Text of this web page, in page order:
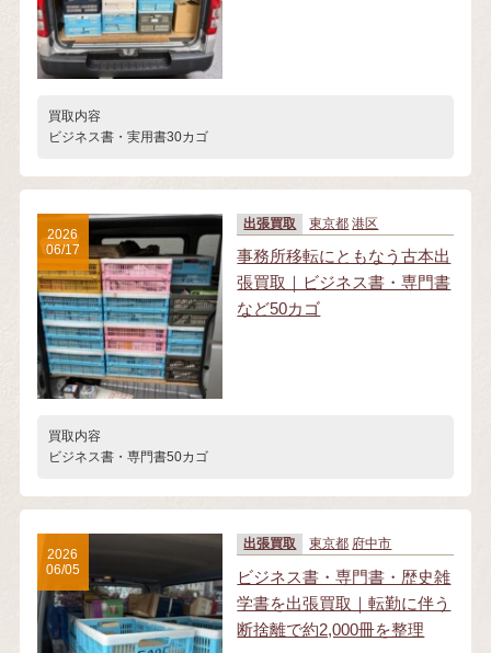
買取内容
ビジネス書・実用書30カゴ
出張買取 東京都 港区
事務所移転にともなう古本出
張買取｜ビジネス書・専門書
など50カゴ
買取内容
ビジネス書・専門書50カゴ
2026
06/17
出張買取 東京都 府中市
ビジネス書・専門書・歴史雑
学書を出張買取｜転勤に伴う
断捨離で約2,000冊を整理
2026
06/05